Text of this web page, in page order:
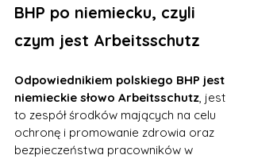
BHP po niemiecku, czyli
czym jest Arbeitsschutz
Odpowiednikiem polskiego BHP jest
niemieckie słowo Arbeitsschutz, jest
to zespół środków mających na celu
ochronę i promowanie zdrowia oraz
bezpieczeństwa pracowników w